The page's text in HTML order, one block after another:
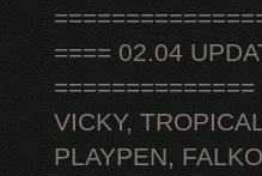
==== 02.04
==============
VICKY,
PLAYPEN,